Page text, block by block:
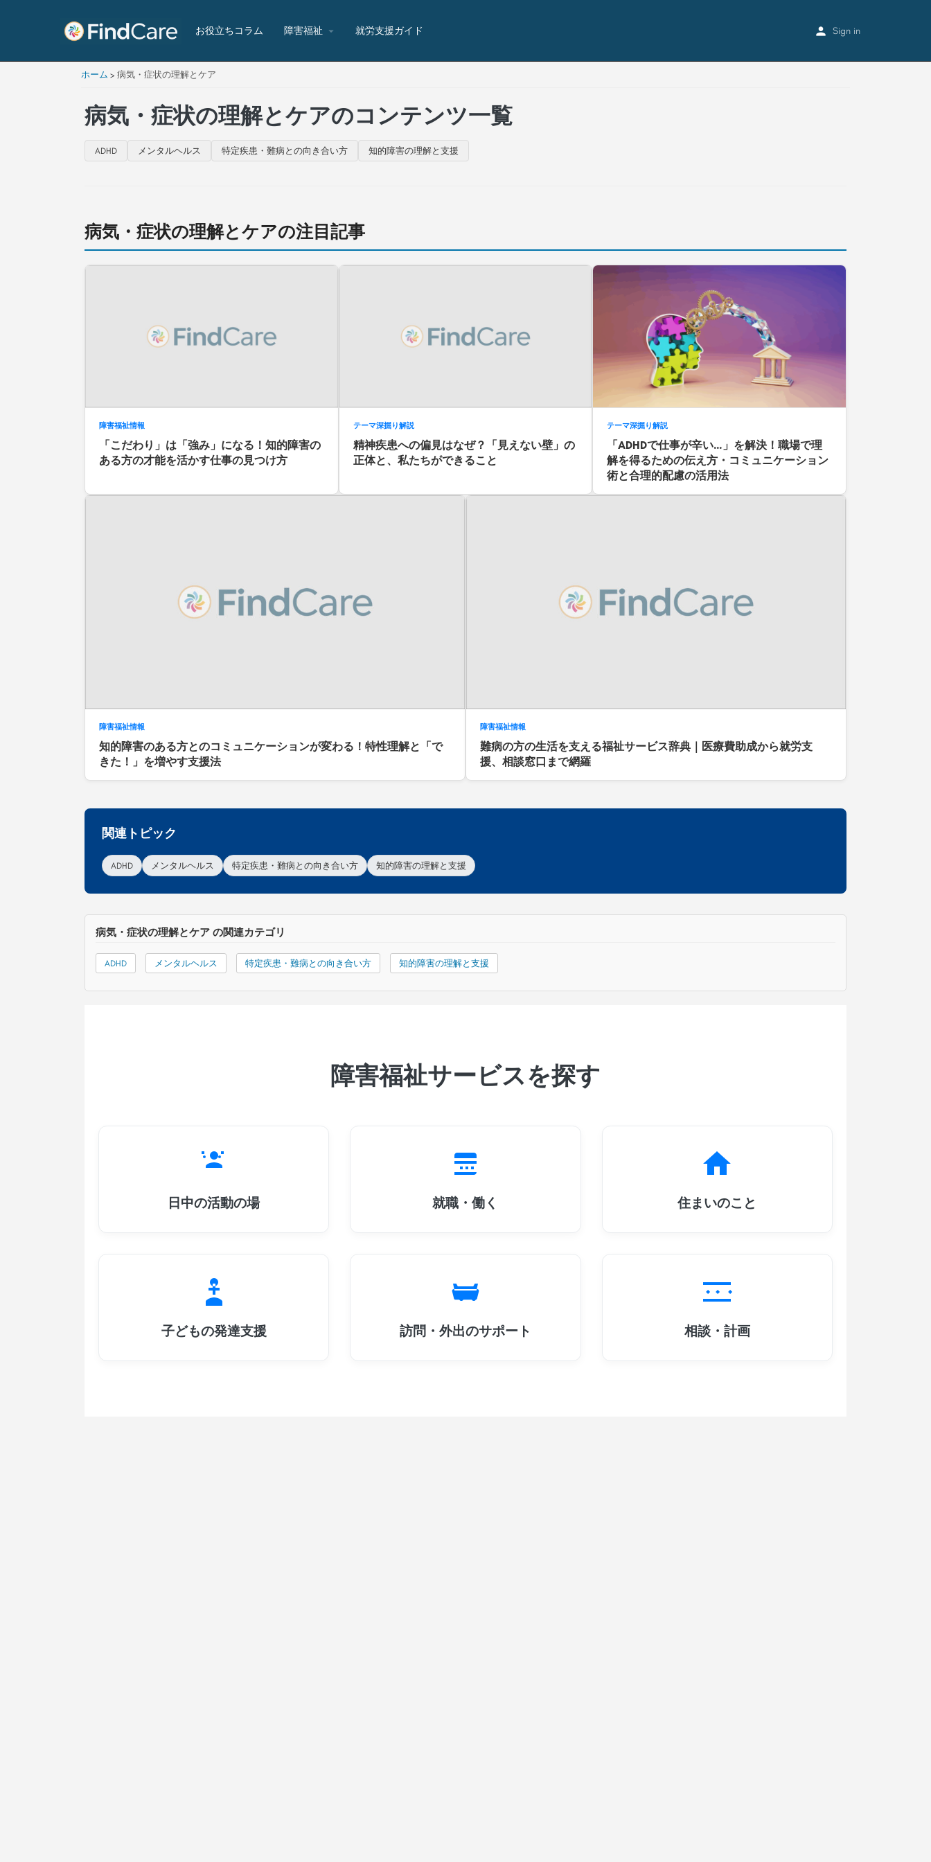
お役立ちコラム 障害福祉 就労支援ガイド Sign in
ホーム > 病気・症状の理解とケア
病気・症状の理解とケアのコンテンツ一覧
ADHD メンタルヘルス 特定疾患・難病との向き合い方 知的障害の理解と支援
病気・症状の理解とケアの注目記事
障害福祉情報
「こだわり」は「強み」になる！知的障害の
ある方の才能を活かす仕事の見つけ方
テーマ深掘り解説
精神疾患への偏見はなぜ？「見えない壁」の
正体と、私たちができること
テーマ深掘り解説
「ADHDで仕事が辛い…」を解決！職場で理
解を得るための伝え方・コミュニケーション
術と合理的配慮の活用法
障害福祉情報
知的障害のある方とのコミュニケーションが変わる！特性理解と「で
きた！」を増やす支援法
障害福祉情報
難病の方の生活を支える福祉サービス辞典｜医療費助成から就労支
援、相談窓口まで網羅
関連トピック
ADHD メンタルヘルス 特定疾患・難病との向き合い方 知的障害の理解と支援
病気・症状の理解とケア の関連カテゴリ
ADHD メンタルヘルス 特定疾患・難病との向き合い方 知的障害の理解と支援
障害福祉サービスを探す
日中の活動の場 就職・働く 住まいのこと
子どもの発達支援 訪問・外出のサポート 相談・計画